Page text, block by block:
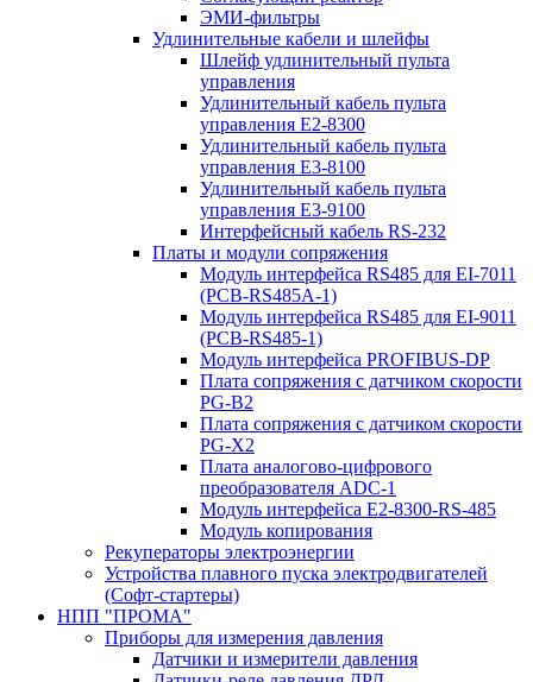
ЭМИ-фильтры
Удлинительные кабели и шлейфы
Шлейф удлинительный пульта
управления
Удлинительный кабель пульта
управления Е2-8300
Удлинительный кабель пульта
управления Е3-8100
Удлинительный кабель пульта
управления Е3-9100
Интерфейсный кабель RS-232
Платы и модули сопряжения
Модуль интерфейса RS485 для EI-7011
(PCB-RS485A-1)
Модуль интерфейса RS485 для EI-9011
(PCB-RS485-1)
Модуль интерфейса PROFIBUS-DP
Плата сопряжения с датчиком скорости
PG-B2
Плата сопряжения с датчиком скорости
PG-X2
Плата аналогово-цифрового
преобразователя ADC-1
Модуль интерфейса Е2-8300-RS-485
Модуль копирования
Рекуператоры электроэнергии
Устройства плавного пуска электродвигателей
(Софт-стартеры)
НПП "ПРОМА"
Приборы для измерения давления
Датчики и измерители давления